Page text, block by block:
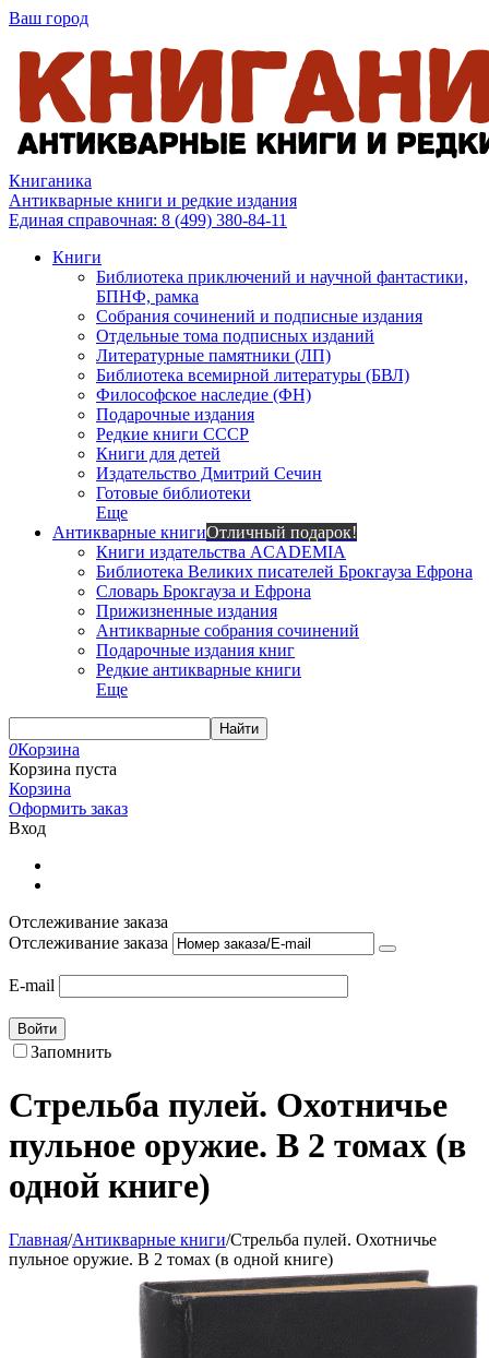
Ваш город
Книганика
Антикварные книги и редкие издания
Единая справочная: 8 (499) 380-84-11
Книги
Библиотека приключений и научной фантастики,
БПНФ, рамка
Собрания сочинений и подписные издания
Отдельные тома подписных изданий
Литературные памятники (ЛП)
Библиотека всемирной литературы (БВЛ)
Философское наследие (ФН)
Подарочные издания
Редкие книги СССР
Книги для детей
Издательство Дмитрий Сечин
Готовые библиотеки
Еще
Антикварные книгиОтличный подарок!
Книги издательства ACADEMIA
Библиотека Великих писателей Брокгауза Ефрона
Словарь Брокгауза и Ефрона
Прижизненные издания
Антикварные собрания сочинений
Подарочные издания книг
Редкие антикварные книги
Еще
Найти
0Корзина
Корзина пуста
Корзина
Оформить заказ
Вход
Отслеживание заказа
Отслеживание заказа
E-mail
Войти
Запомнить
Стрельба пулей. Охотничье
пульное оружие. В 2 томах (в
одной книге)
Главная/Антикварные книги/Стрельба пулей. Охотничье
пульное оружие. В 2 томах (в одной книге)